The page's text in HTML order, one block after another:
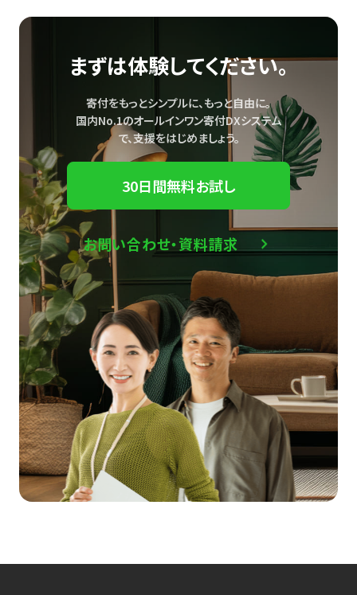
まずは体験してください。
寄付をもっとシンプルに、もっと自由に。
国内No.1のオールインワン寄付DXシステム
で、支援をはじめましょう。
30日間無料お試し
お問い合わせ・資料請求